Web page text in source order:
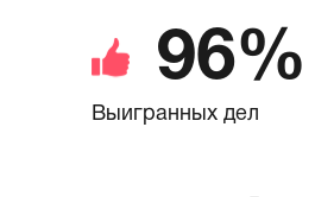
96%
Выигранных дел